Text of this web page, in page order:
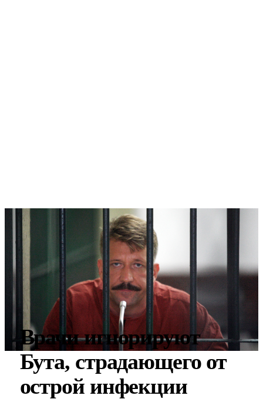
Врачи игнорируют
Бута, страдающего от
острой инфекции